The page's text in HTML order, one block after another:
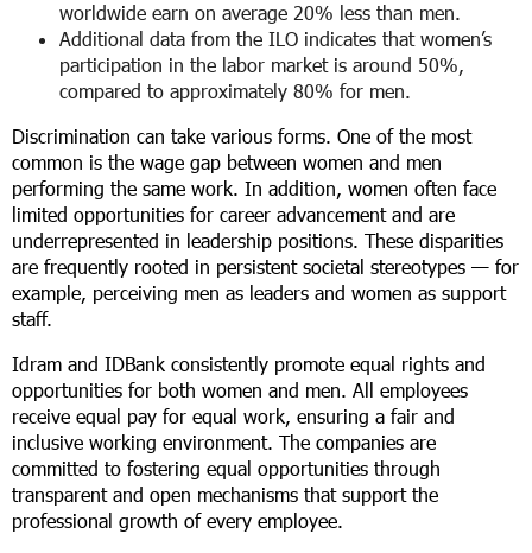
worldwide earn on average 20% less than men.
Additional data from the ILO indicates that women’s
participation in the labor market is around 50%,
compared to approximately 80% for men.
Discrimination can take various forms. One of the most
common is the wage gap between women and men
performing the same work. In addition, women often face
limited opportunities for career advancement and are
underrepresented in leadership positions. These disparities
are frequently rooted in persistent societal stereotypes — for
example, perceiving men as leaders and women as support
staff.
Idram and IDBank consistently promote equal rights and
opportunities for both women and men. All employees
receive equal pay for equal work, ensuring a fair and
inclusive working environment. The companies are
committed to fostering equal opportunities through
transparent and open mechanisms that support the
professional growth of every employee.